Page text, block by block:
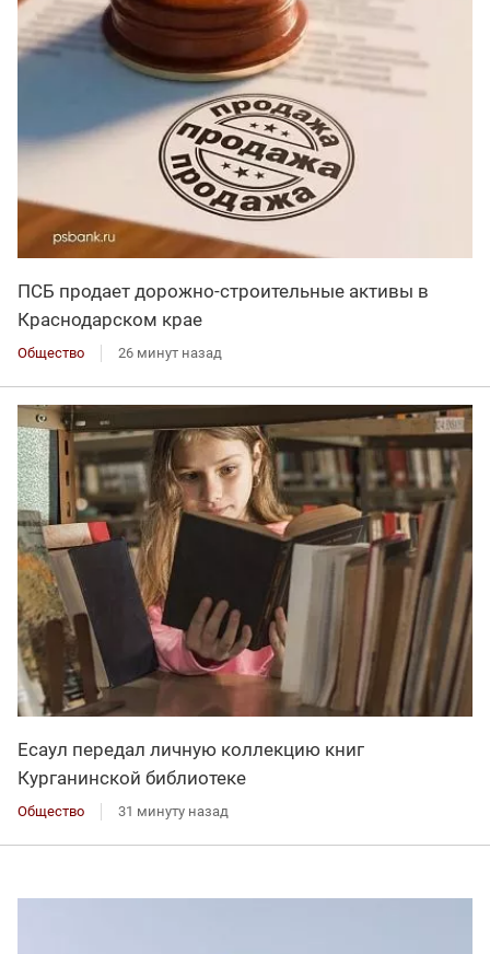
ПСБ продает дорожно-строительные активы в
Краснодарском крае
Общество 26 минут назад
Есаул передал личную коллекцию книг
Курганинской библиотеке
Общество 31 минуту назад